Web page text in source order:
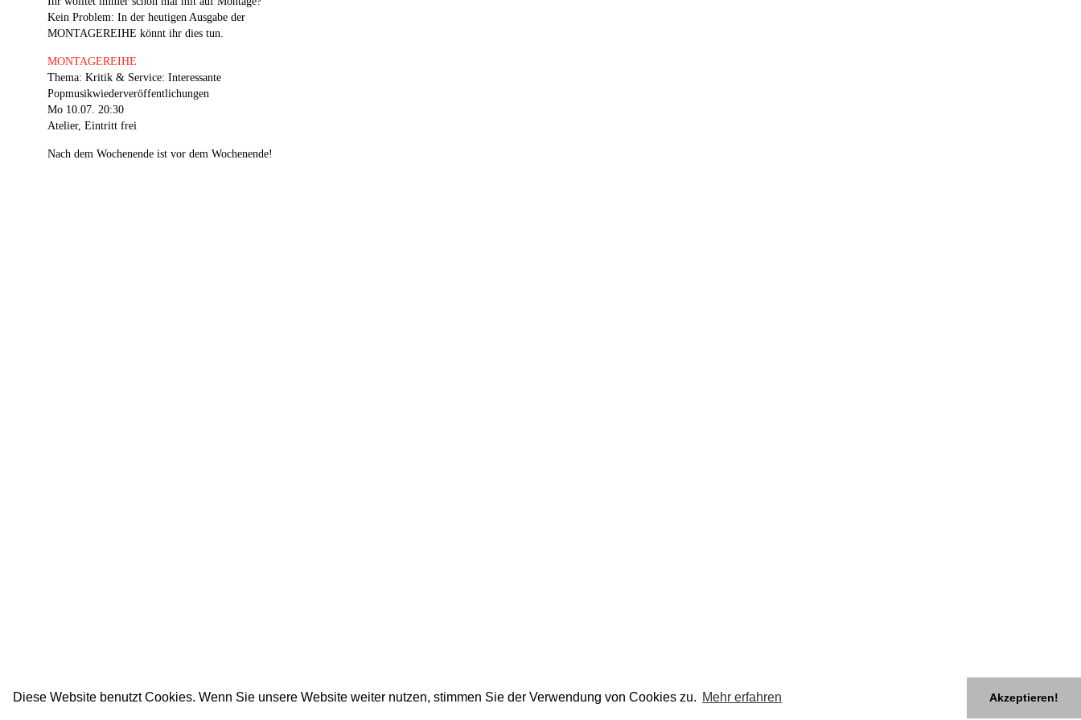
Diese Website benutzt Cookies. Wenn Sie unsere Website weiter nutzen, stimmen Sie der Verwendung von Cookies zu. Mehr erfahren Akzeptieren!
Kein Problem: In der heutigen Ausgabe der
MONTAGEREIHE könnt ihr dies tun.
MONTAGEREIHE
Thema: Kritik & Service: Interessante
Popmusikwiederveröffentlichungen
Mo 10.07. 20:30
Atelier, Eintritt frei
Nach dem Wochenende ist vor dem Wochenende!